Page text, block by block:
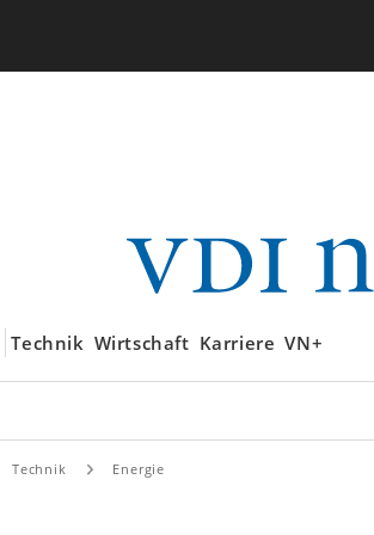
Technik Wirtschaft Karriere VN+
Technik Energie